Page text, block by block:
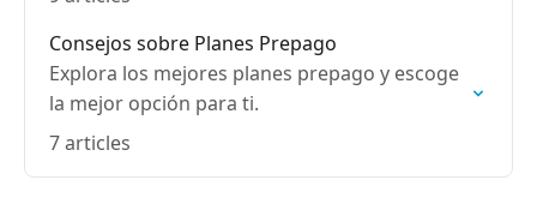
Consejos sobre Planes Prepago
Explora los mejores planes prepago y escoge
la mejor opción para ti.
7 articles